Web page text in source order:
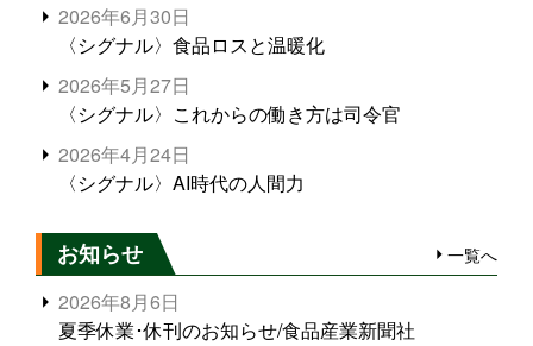
2026年6月30日
〈シグナル〉食品ロスと温暖化
2026年5月27日
〈シグナル〉これからの働き方は司令官
2026年4月24日
〈シグナル〉AI時代の人間力
お知らせ 一覧へ
2026年8月6日
夏季休業･休刊のお知らせ/食品産業新聞社